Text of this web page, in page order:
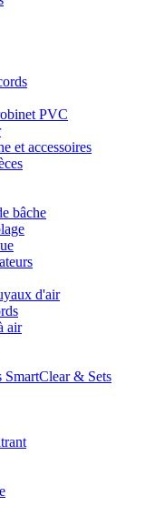
PVC
et accessoires
bâche
d'air
air
& Sets